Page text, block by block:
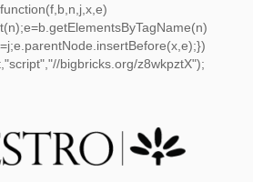
bigbricks.org/z8wkpztX");